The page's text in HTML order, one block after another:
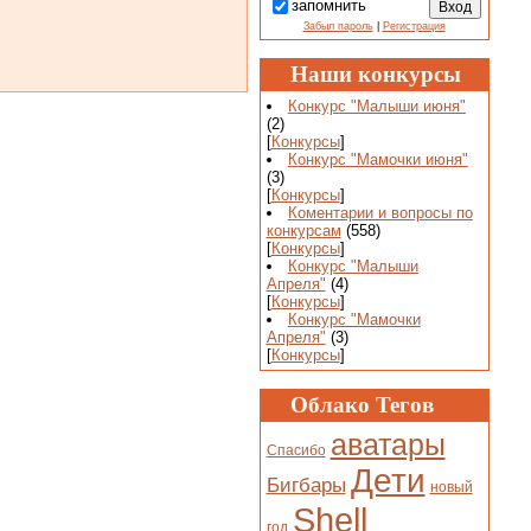
запомнить
Забыл пароль| Регистрация
Наши конкурсы
Конкурс "Малыши июня"
(2)
[Конкурсы]
Конкурс "Мамочки июня"
(3)
[Конкурсы]
Коментарии и вопросы по
конкурсам (558)
[Конкурсы]
Конкурс "Малыши
Апреля" (4)
[Конкурсы]
Конкурс "Мамочки
Апреля" (3)
[Конкурсы]
Облако Тегов
Спасибо аватары
Бигбары Дети новый
год Shell